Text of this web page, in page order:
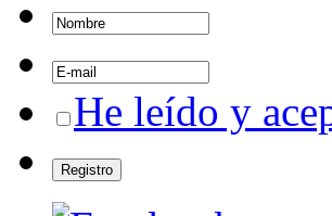
He leído y